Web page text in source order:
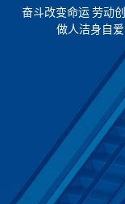
奋斗改变命运 劳动创
做人洁身自爱